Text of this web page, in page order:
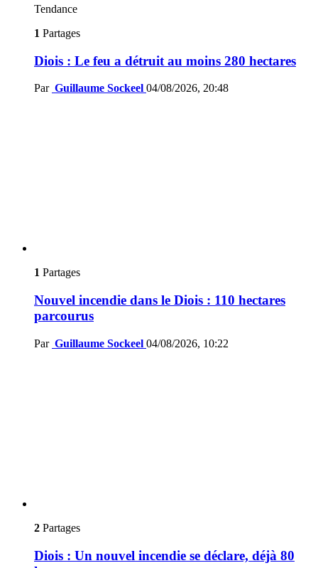
Tendance
1 Partages
Diois : Le feu a détruit au moins 280 hectares
Par Guillaume Sockeel 04/08/2026, 20:48
1 Partages
Nouvel incendie dans le Diois : 110 hectares
parcourus
Par Guillaume Sockeel 04/08/2026, 10:22
2 Partages
Diois : Un nouvel incendie se déclare, déjà 80